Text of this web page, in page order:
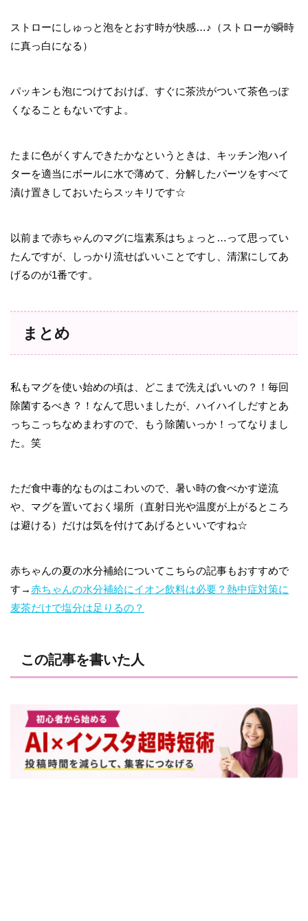
ストローにしゅっと泡をとおす時が快感…♪（ストローが瞬時
に真っ白になる）
パッキンも泡につけておけば、すぐに茶渋がついて茶色っぽ
くなることもないですよ。
たまに色がくすんできたかなというときは、キッチン泡ハイ
ターを適当にボールに水で薄めて、分解したパーツをすべて
漬け置きしておいたらスッキリです☆
以前まで赤ちゃんのマグに塩素系はちょっと…って思ってい
たんですが、しっかり流せばいいことですし、清潔にしてあ
げるのが1番です。
まとめ
私もマグを使い始めの頃は、どこまで洗えばいいの？！毎回
除菌するべき？！なんて思いましたが、ハイハイしだすとあ
っちこっちなめまわすので、もう除菌いっか！ってなりまし
た。笑
ただ食中毒的なものはこわいので、暑い時の食べかす逆流
や、マグを置いておく場所（直射日光や温度が上がるところ
は避ける）だけは気を付けてあげるといいですね☆
赤ちゃんの夏の水分補給についてこちらの記事もおすすめで
す→赤ちゃんの水分補給にイオン飲料は必要？熱中症対策に
麦茶だけで塩分は足りるの？
この記事を書いた人